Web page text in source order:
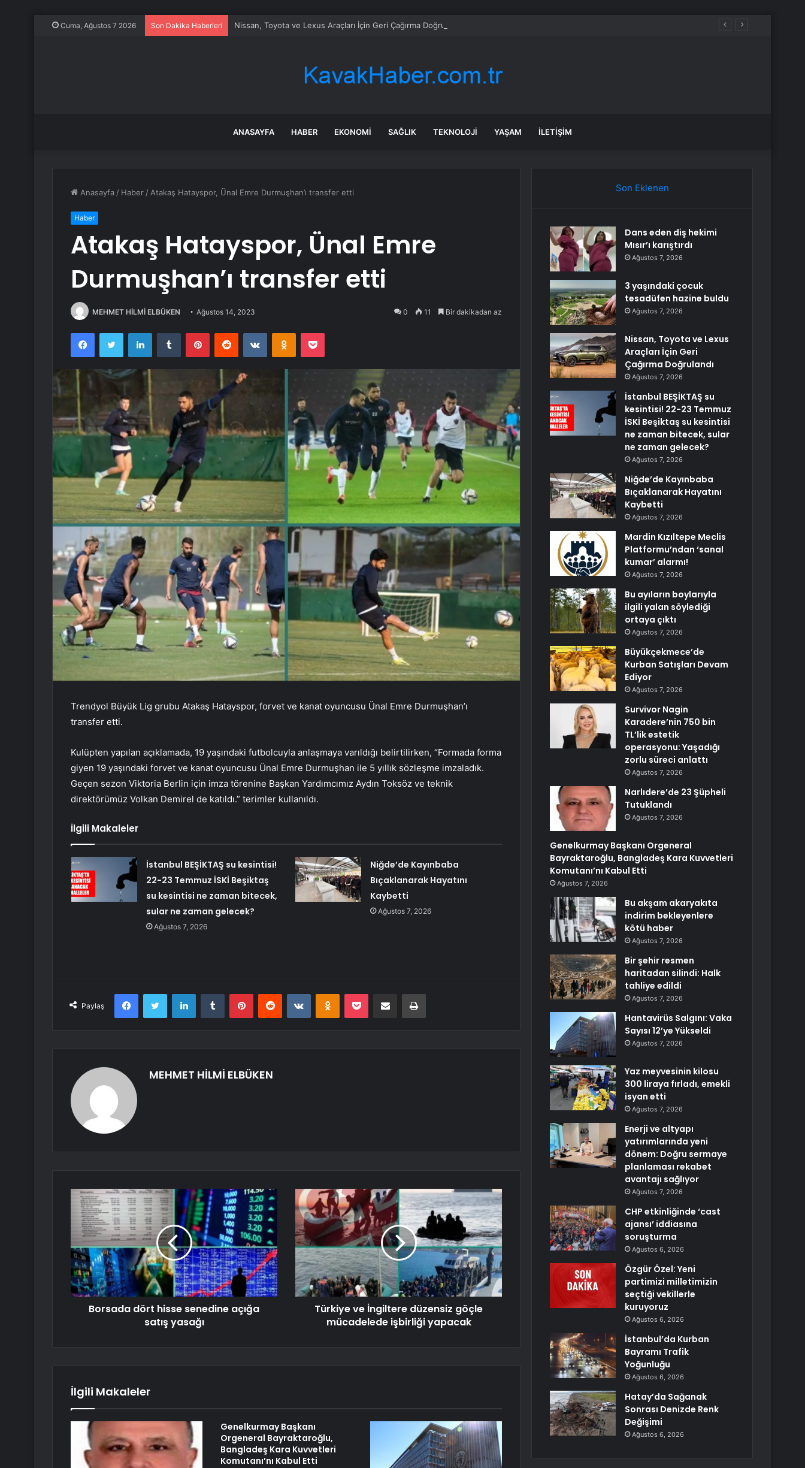
Cuma, Ağustos 7 2026 Son Dakika Haberleri Nissan, Toyota ve Lexus Araçları İçin Geri Çağırma Doğrulandı
ANASAYFA HABER EKONOMI SAĞLIK TEKNOLOJI YAŞAM İLETIŞIM
Anasayfa / Haber / Atakaş Hatayspor, Ünal Emre Durmuşhan’ı transfer etti
Haber
Atakaş Hatayspor, Ünal Emre
Durmuşhan’ı transfer etti
MEHMET HİLMİ ELBÜKEN Ağustos 14, 2023 0 11 Bir dakikadan az
FacebookTwitter LinkedInTumblr PinterestReddit VKontakteOdnoklassniki
Pocket
Trendyol Büyük Lig grubu Atakaş Hatayspor, forvet ve kanat oyuncusu Ünal Emre Durmuşhan’ı
transfer etti.
Kulüpten yapılan açıklamada, 19 yaşındaki futbolcuyla anlaşmaya varıldığı belirtilirken, “Formada forma
giyen 19 yaşındaki forvet ve kanat oyuncusu Ünal Emre Durmuşhan ile 5 yıllık sözleşme imzaladık.
Geçen sezon Viktoria Berlin için imza törenine Başkan Yardımcımız Aydın Toksöz ve teknik
direktörümüz Volkan Demirel de katıldı.” terimler kullanıldı.
İlgili Makaleler
İstanbul BEŞİKTAŞ su kesintisi!
22-23 Temmuz İSKİ Beşiktaş
su kesintisi ne zaman bitecek,
sular ne zaman gelecek?
Ağustos 7, 2026
Niğde’de Kayınbaba
Bıçaklanarak Hayatını
Kaybetti
Ağustos 7, 2026
Paylaş
FacebookTwitter LinkedInTumblr PinterestReddit VKontakteOdnoklassniki
Pocket E-Posta ile paylaş Yazdır
MEHMET HİLMİ ELBÜKEN
Borsada dört hisse senedine açığa
satış yasağı
Türkiye ve İngiltere düzensiz göçle
mücadelede işbirliği yapacak
İlgili Makaleler
Genelkurmay Başkanı
Orgeneral Bayraktaroğlu,
Bangladeş Kara Kuvvetleri
Komutanı’nı Kabul Etti
Son Eklenen
Dans eden diş hekimi
Mısır’ı karıştırdı
Ağustos 7, 2026
3 yaşındaki çocuk
tesadüfen hazine buldu
Ağustos 7, 2026
Nissan, Toyota ve Lexus
Araçları İçin Geri
Çağırma Doğrulandı
Ağustos 7, 2026
İstanbul BEŞİKTAŞ su
kesintisi! 22-23 Temmuz
İSKİ Beşiktaş su kesintisi
ne zaman bitecek, sular
ne zaman gelecek?
Ağustos 7, 2026
Niğde’de Kayınbaba
Bıçaklanarak Hayatını
Kaybetti
Ağustos 7, 2026
Mardin Kızıltepe Meclis
Platformu’ndan ‘sanal
kumar’ alarmı!
Ağustos 7, 2026
Bu ayıların boylarıyla
ilgili yalan söylediği
ortaya çıktı
Ağustos 7, 2026
Büyükçekmece’de
Kurban Satışları Devam
Ediyor
Ağustos 7, 2026
Survivor Nagin
Karadere’nin 750 bin
TL’lik estetik
operasyonu: Yaşadığı
zorlu süreci anlattı
Ağustos 7, 2026
Narlıdere’de 23 Şüpheli
Tutuklandı
Ağustos 7, 2026
Genelkurmay Başkanı Orgeneral
Bayraktaroğlu, Bangladeş Kara Kuvvetleri
Komutanı’nı Kabul Etti
Ağustos 7, 2026
Bu akşam akaryakıta
indirim bekleyenlere
kötü haber
Ağustos 7, 2026
Bir şehir resmen
haritadan silindi: Halk
tahliye edildi
Ağustos 7, 2026
Hantavirüs Salgını: Vaka
Sayısı 12’ye Yükseldi
Ağustos 7, 2026
Yaz meyvesinin kilosu
300 liraya fırladı, emekli
isyan etti
Ağustos 7, 2026
Enerji ve altyapı
yatırımlarında yeni
dönem: Doğru sermaye
planlaması rekabet
avantajı sağlıyor
Ağustos 7, 2026
CHP etkinliğinde ‘cast
ajansı’ iddiasına
soruşturma
Ağustos 6, 2026
Özgür Özel: Yeni
partimizi milletimizin
seçtiği vekillerle
kuruyoruz
Ağustos 6, 2026
İstanbul’da Kurban
Bayramı Trafik
Yoğunluğu
Ağustos 6, 2026
Hatay’da Sağanak
Sonrası Denizde Renk
Değişimi
Ağustos 6, 2026